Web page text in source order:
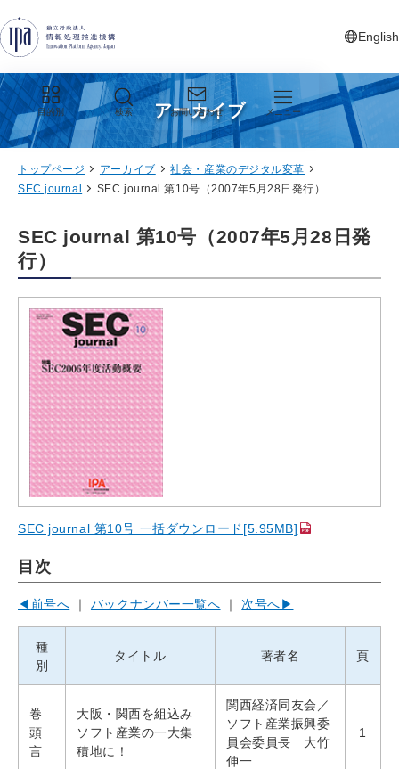
English
新しいタ
目的別 検索 お問い合わせ メニュー
アーカイブ
トップページ アーカイブ
社会・産業のデジタル変革
SEC journal
SEC journal 第10号（2007年5月28日発行）
SEC journal 第10号（2007年5月28日発
行）
SEC journal 第10号 一括ダウンロード[5.95MB]
目次
◀前号へ ｜ バックナンバー一覧へ ｜ 次号へ▶
種
別
タイトル 著者名 頁
巻
頭
言
大阪・関西を組込み
ソフト産業の一大集
積地に！
関西経済同友会／
ソフト産業振興委
員会委員長 大竹
伸一
1